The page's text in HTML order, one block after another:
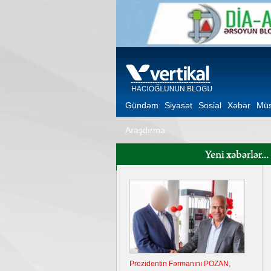
Gündəm Siyasət Sosial Xəbər
Araşdırma
Prezidentin Fərmanını POZAN,